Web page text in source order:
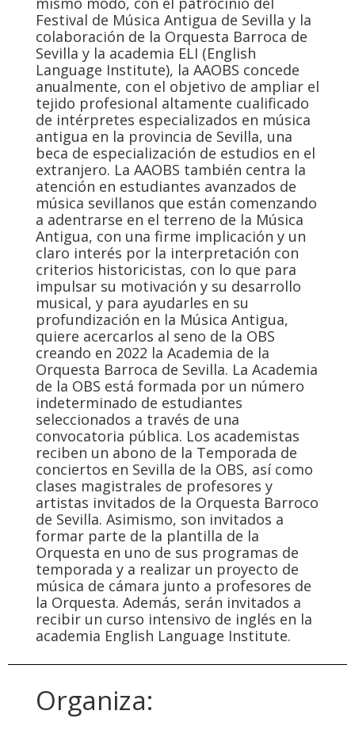
Festival de Música Antigua de Sevilla y la
colaboración de la Orquesta Barroca de
Sevilla y la academia ELI (English
Language Institute), la AAOBS concede
anualmente, con el objetivo de ampliar el
tejido profesional altamente cualificado
de intérpretes especializados en música
antigua en la provincia de Sevilla, una
beca de especialización de estudios en el
extranjero. La AAOBS también centra la
atención en estudiantes avanzados de
música sevillanos que están comenzando
a adentrarse en el terreno de la Música
Antigua, con una firme implicación y un
claro interés por la interpretación con
criterios historicistas, con lo que para
impulsar su motivación y su desarrollo
musical, y para ayudarles en su
profundización en la Música Antigua,
quiere acercarlos al seno de la OBS
creando en 2022 la Academia de la
Orquesta Barroca de Sevilla. La Academia
de la OBS está formada por un número
indeterminado de estudiantes
seleccionados a través de una
convocatoria pública. Los academistas
reciben un abono de la Temporada de
conciertos en Sevilla de la OBS, así como
clases magistrales de profesores y
artistas invitados de la Orquesta Barroco
de Sevilla. Asimismo, son invitados a
formar parte de la plantilla de la
Orquesta en uno de sus programas de
temporada y a realizar un proyecto de
música de cámara junto a profesores de
la Orquesta. Además, serán invitados a
recibir un curso intensivo de inglés en la
academia English Language Institute.
Organiza: